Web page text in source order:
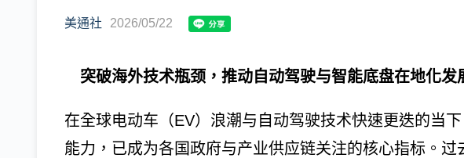
美通社 2026/05/22
突破海外技术瓶颈，推动自动驾驶与智能底盘在地化发
在全球电动车（EV）浪潮与自动驾驶技术快速更迭的当
能力，已成为各国政府与产业供应链关注的核心指标。